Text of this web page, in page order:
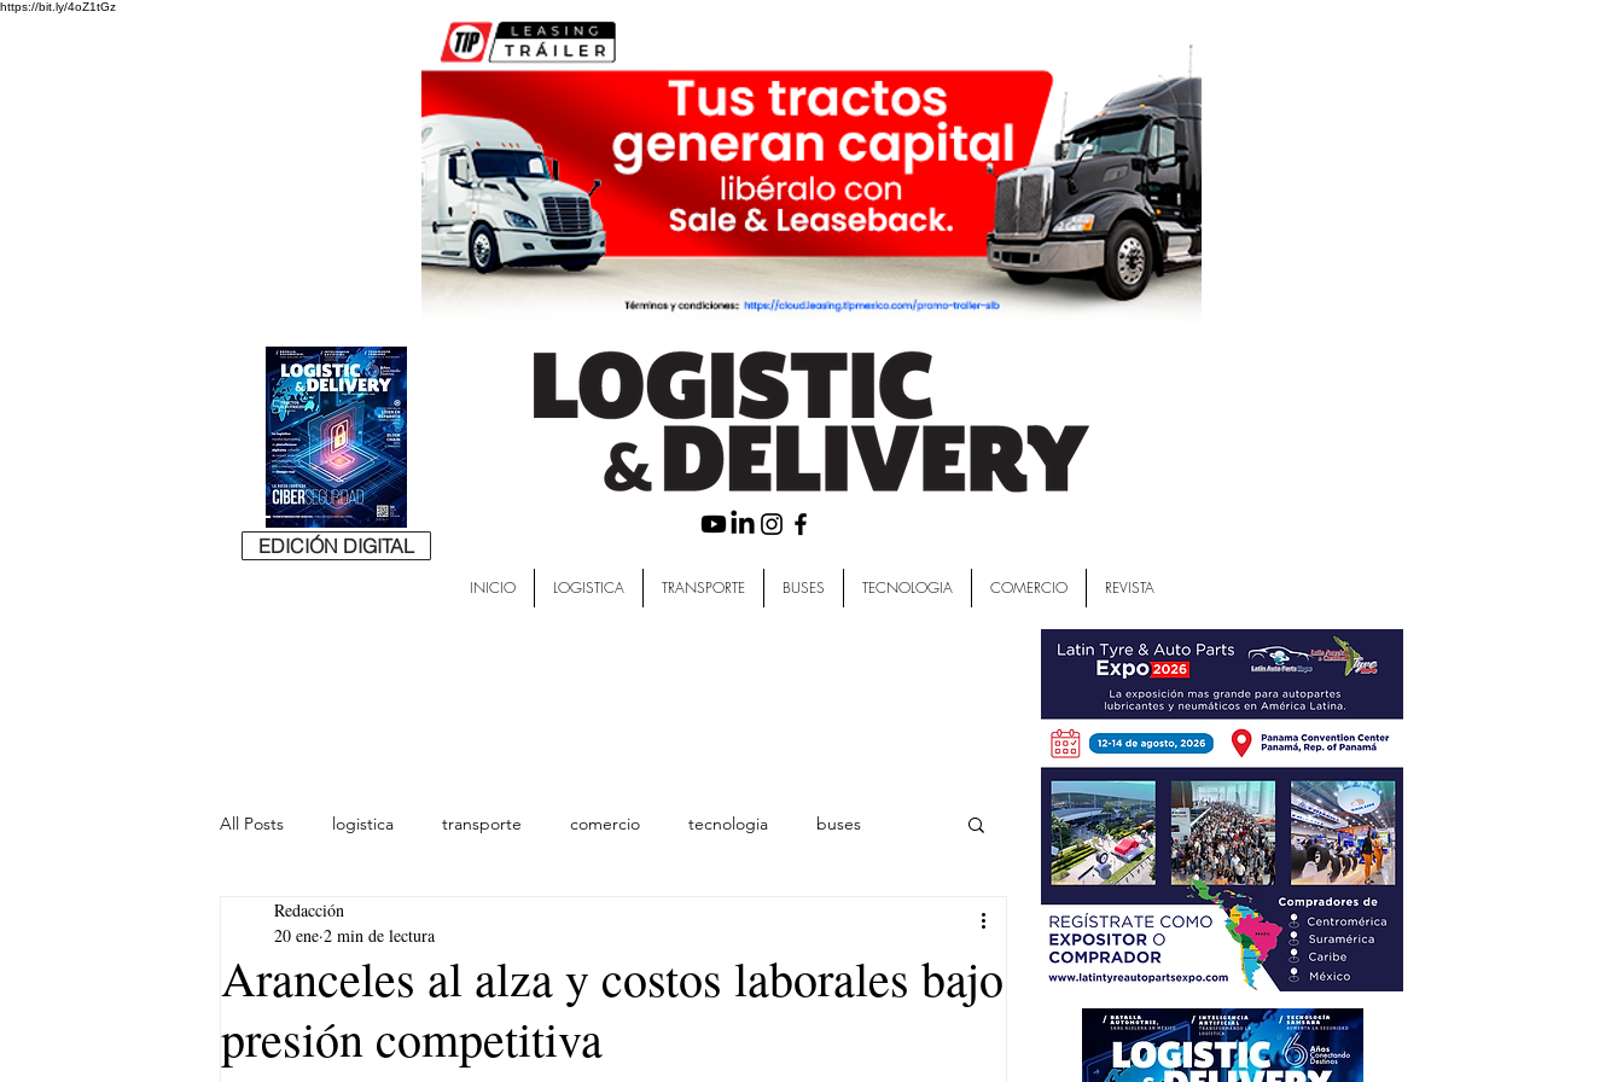
https://bit.ly/4oZ1tGz
EDICIÓN DIGITAL
INICIO LOGISTICA TRANSPORTE BUSES TECNOLOGIA COMERCIO REVISTA
All Posts logistica transporte comercio tecnologia buses
lideres
Aranceles al alza y costos laborales bajo
presión competitiva
Redacción
20 ene 2 min de lectura